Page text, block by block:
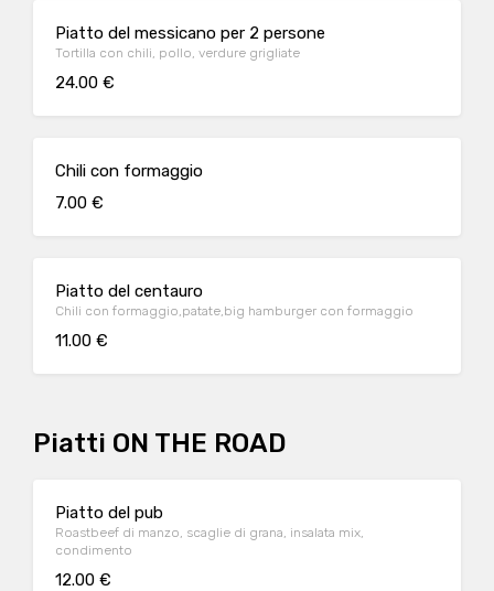
Piatto del messicano per 2 persone
Tortilla con chili, pollo, verdure grigliate
24.00 €
Chili con formaggio
7.00 €
Piatto del centauro
Chili con formaggio,patate,big hamburger con formaggio
11.00 €
Piatti ON THE ROAD
Piatto del pub
Roastbeef di manzo, scaglie di grana, insalata mix,
condimento
12.00 €